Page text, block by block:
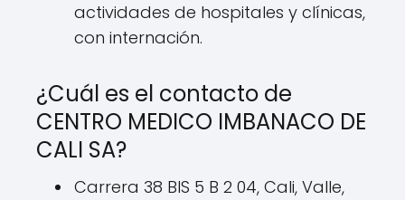
actividades de hospitales y clínicas,
con internación.
¿Cuál es el contacto de
CENTRO MEDICO IMBANACO DE
CALI SA?
Carrera 38 BIS 5 B 2 04, Cali, Valle,